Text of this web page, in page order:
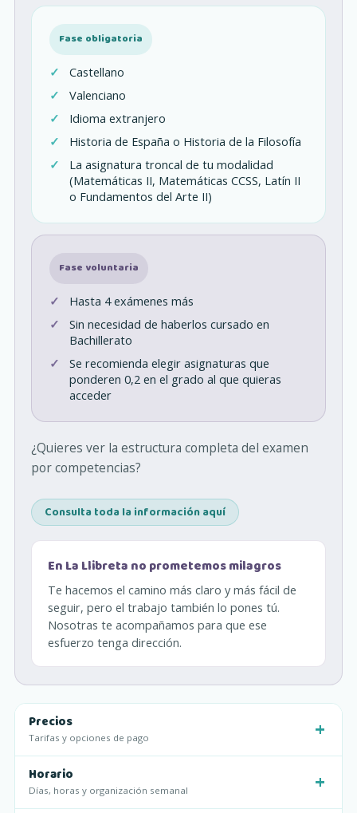
Fase obligatoria
Castellano
Valenciano
Idioma extranjero
Historia de España o Historia de la Filosofía
La asignatura troncal de tu modalidad
(Matemáticas II, Matemáticas CCSS, Latín II
o Fundamentos del Arte II)
Fase voluntaria
Hasta 4 exámenes más
Sin necesidad de haberlos cursado en
Bachillerato
Se recomienda elegir asignaturas que
ponderen 0,2 en el grado al que quieras
acceder
¿Quieres ver la estructura completa del examen
por competencias?
Consulta toda la información aquí
(se abre en una pestaña nueva)
En La Llibreta no prometemos milagros
Te hacemos el camino más claro y más fácil de
seguir, pero el trabajo también lo pones tú.
Nosotras te acompañamos para que ese
esfuerzo tenga dirección.
Precios
Tarifas y opciones de pago
Horario
Días, horas y organización semanal